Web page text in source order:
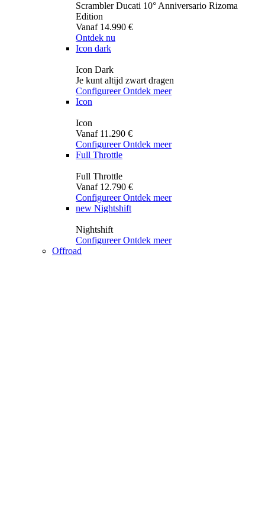
Scrambler Ducati 10° Anniversario Rizoma
Edition
Vanaf 14.990 €
Ontdek nu
Icon dark
Icon Dark
Je kunt altijd zwart dragen
Configureer Ontdek meer
Icon
Icon
Vanaf 11.290 €
Configureer Ontdek meer
Full Throttle
Full Throttle
Vanaf 12.790 €
Configureer Ontdek meer
new Nightshift
Nightshift
Configureer Ontdek meer
Offroad